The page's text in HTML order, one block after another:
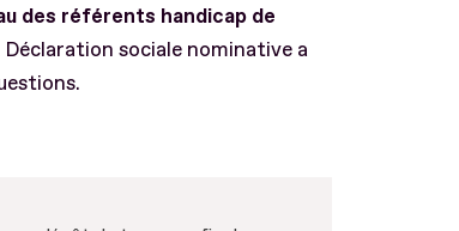
des référents handicap de
Déclaration sociale nominative a